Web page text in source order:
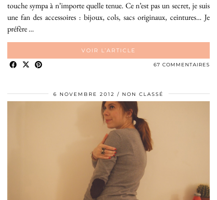
touche sympa à n’importe quelle tenue. Ce n’est pas un secret, je suis
une fan des accessoires : bijoux, cols, sacs originaux, ceintures… Je
préfère …
VOIR L’ARTICLE
67 COMMENTAIRES
6 NOVEMBRE 2012 NON CLASSÉ